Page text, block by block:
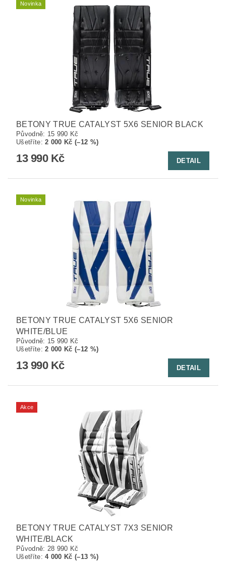
Novinka
BETONY TRUE CATALYST 5X6 SENIOR BLACK
Původně: 15 990 Kč
Ušetříte:2 000 Kč (–12 %)
13 990 Kč DETAIL
Novinka
BETONY TRUE CATALYST 5X6 SENIOR
WHITE/BLUE
Původně: 15 990 Kč
Ušetříte:2 000 Kč (–12 %)
13 990 Kč DETAIL
Akce
BETONY TRUE CATALYST 7X3 SENIOR
WHITE/BLACK
Původně: 28 990 Kč
Ušetříte:4 000 Kč (–13 %)